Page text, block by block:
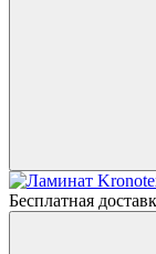
Бесплатная